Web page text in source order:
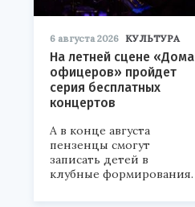
6 августа 2026 КУЛЬТУРА
На летней сцене «Дома
офицеров» пройдет
серия бесплатных
концертов
А в конце августа
пензенцы смогут
записать детей в
клубные формирования.